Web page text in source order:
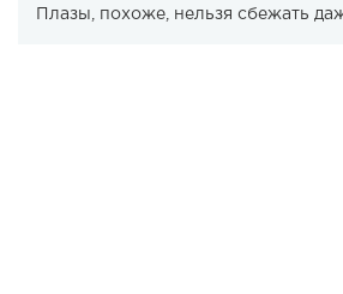
Плазы, похоже, нельзя сбежать